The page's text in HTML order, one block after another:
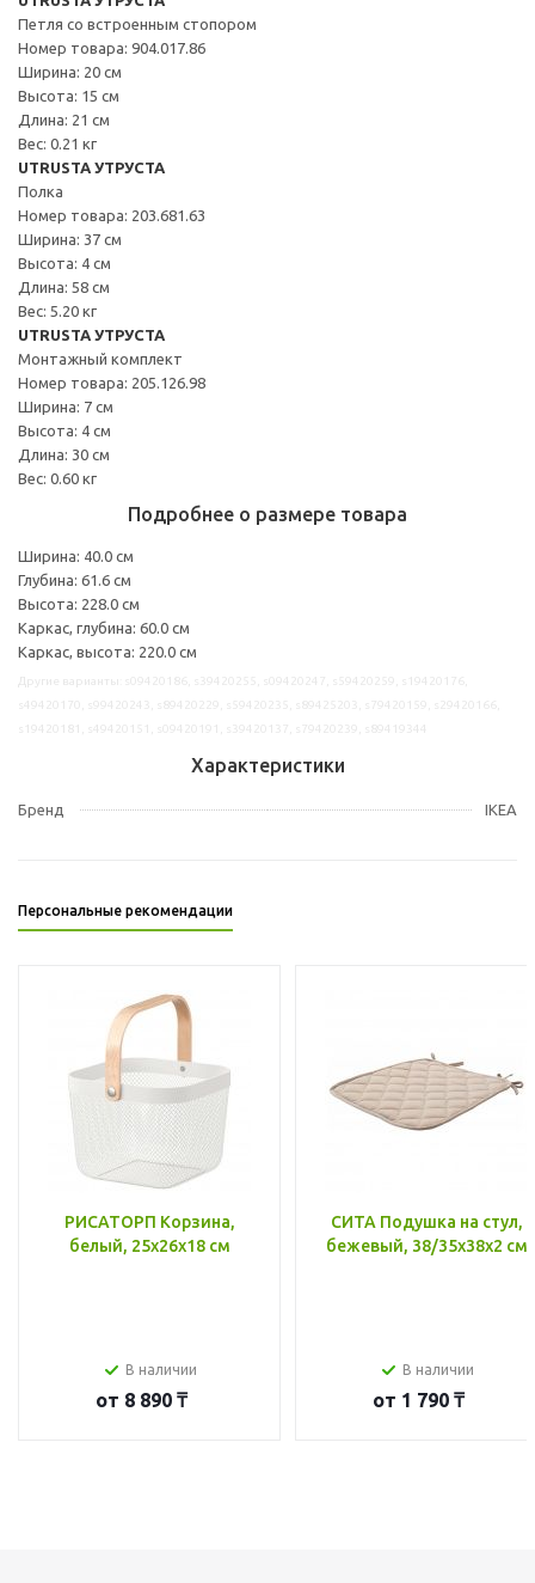
Петля со встроенным стопором
Номер товара: 904.017.86
Ширина: 20 см
Высота: 15 см
Длина: 21 см
Вес: 0.21 кг
UTRUSTA УТРУСТА
Полка
Номер товара: 203.681.63
Ширина: 37 см
Высота: 4 см
Длина: 58 см
Вес: 5.20 кг
UTRUSTA УТРУСТА
Монтажный комплект
Номер товара: 205.126.98
Ширина: 7 см
Высота: 4 см
Длина: 30 см
Вес: 0.60 кг
Подробнее о размере товара
Ширина: 40.0 см
Глубина: 61.6 см
Высота: 228.0 см
Каркас, глубина: 60.0 см
Каркас, высота: 220.0 см
Характеристики
Бренд IKEA
Персональные рекомендации
РИСАТОРП Корзина,
белый, 25x26x18 см
В наличии
от 8 890 ₸
СИТА Подушка на стул,
бежевый, 38/35x38x2 см
В наличии
от 1 790 ₸